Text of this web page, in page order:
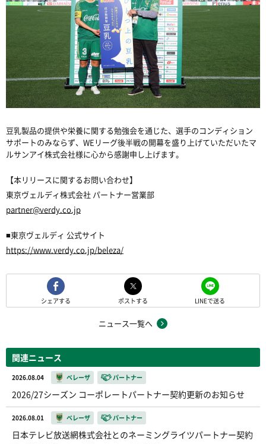
豆乳製品の提供や栄養に関する勉強会を通じた、選手のコンディション
サポートのみならず、 WEリーグ後半戦の開幕を盛り上げていただいたマ
ルサンアイ株式会社様に心から感謝申し上げます。
【本リリースに関するお問い合わせ】
東京ヴェルディ株式会社 パートナー営業部
partner@verdy.co.jp
■東京ヴェルディ 公式サイト
https://www.verdy.co.jp/beleza/
シェアする ポストする LINEで送る
ニュース一覧へ
関連ニュース
2026.08.04 ベレーザ パートナー
2026/27シーズン コーポレートパートナー契約更新のお知らせ
2026.08.01 ベレーザ パートナー
日本テレビ放送網株式会社とのネーミングライツパートナー契約